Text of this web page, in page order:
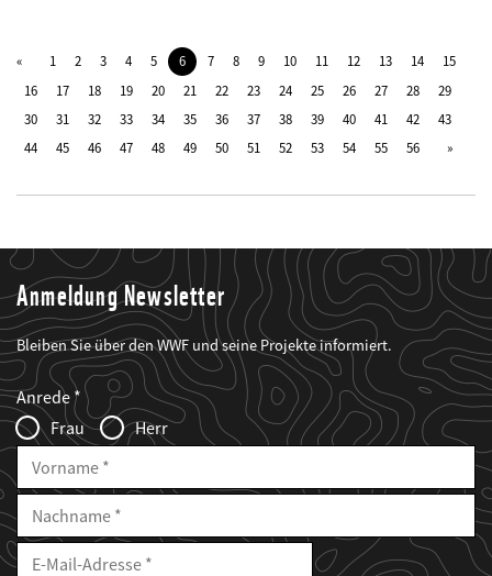
1 2 3 4 5 6 7 8 9 10 11 12 13 14
15
16
17 18 19 20 21 22 23 24 25 26 27 28
29
30
31 32 33 34 35 36 37 38 39 40 41 42
43
44
45 46 47 48 49 50 51 52 53 54 55 56
Anmeldung Newsletter
Bleiben Sie über den WWF und seine Projekte informiert.
Web2Case
Infofelder
Fieldset
anrede_name
Anrede
Frau
Herr
Vorname
Nachname
E-
Mailadresse
E-